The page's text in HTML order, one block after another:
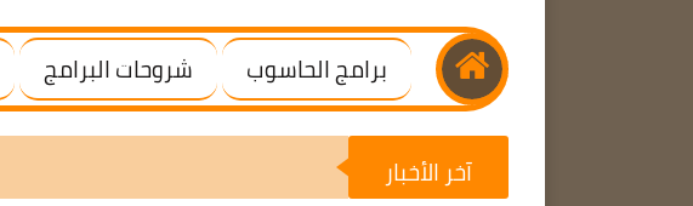
برامج الحاسوب شروحات البرامج
آخر الأخبار